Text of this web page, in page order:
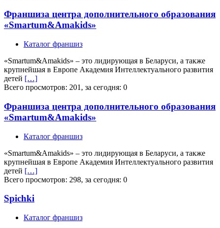
Франшиза центра дополнительного образования
«Smartum&Amakids»
Каталог франшиз
«Smartum&Amakids» – это лидирующая в Беларуси, а также
крупнейшая в Европе Академия Интеллектуального развития
детей […]
Всего просмотров: 201, за сегодня: 0
Франшиза центра дополнительного образования
«Smartum&Amakids»
Каталог франшиз
«Smartum&Amakids» – это лидирующая в Беларуси, а также
крупнейшая в Европе Академия Интеллектуального развития
детей […]
Всего просмотров: 298, за сегодня: 0
Spichki
Каталог франшиз